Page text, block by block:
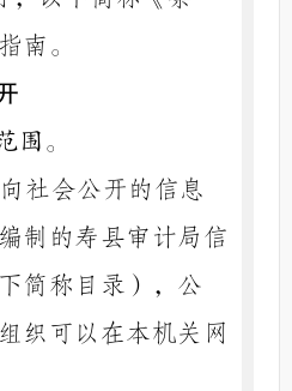
南。
围。
社会公开的信息
制的寿县审计局 信
简称目录），公
织可以在本机关网